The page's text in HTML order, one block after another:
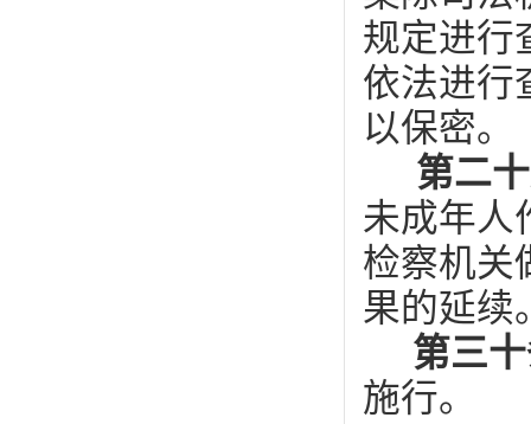
规定进行
依法进行
以保密。
第二
未成年人
检察机关
果的延续
第三
施行。